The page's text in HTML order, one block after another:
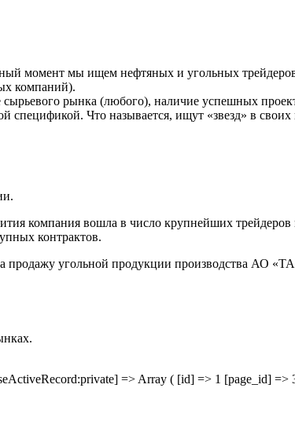
момент мы ищем нефтяных и угольных
компаний).
рынка (любого), наличие успешных
спецификой. Что называется, ищут «звезд» в
компания вошла в число крупнейших
контрактов.
продажу угольной продукции производства
=> Array ( [id] => 1 [page_id] =>